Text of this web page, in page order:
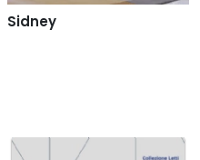
Sidney